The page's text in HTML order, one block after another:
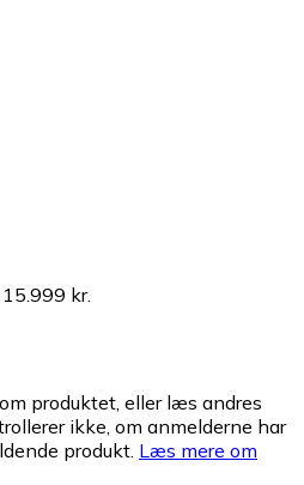
15.999 kr.
produktet, eller læs andres
ikke, om anmelderne har
produkt. Læs mere om